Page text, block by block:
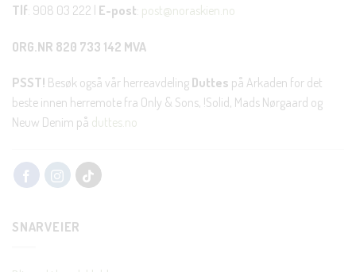
Tlf: 908 03 222 | E-post: post@noraskien.no
ORG.NR 820 733 142 MVA
PSST! Besøk også vår herreavdeling Duttes på Arkaden for det
beste innen herremote fra Only & Sons, !Solid, Mads Nørgaard og
Neuw Denim på duttes.no
SNARVEIER